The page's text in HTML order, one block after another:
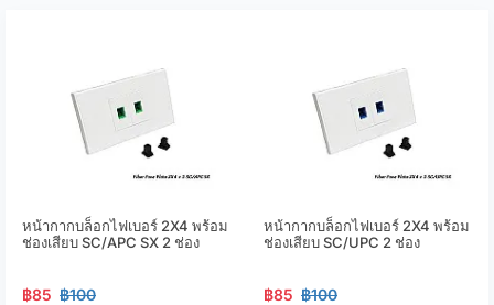
หน้ากากบล็อกไฟเบอร์ 2X4 พร้อม
ช่องเสียบ SC/APC SX 2 ช่อง
฿85 ฿100
หน้ากากบล็อกไฟเบอร์ 2X4 พร้อม
ช่องเสียบ SC/UPC 2 ช่อง
฿85 ฿100